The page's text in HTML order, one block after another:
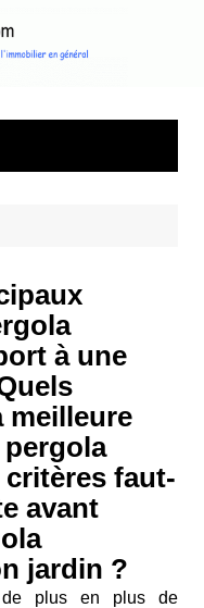
Zine, le
sur
en général
à une
meilleure
faut-
avant
jardin ?
de plus en plus de